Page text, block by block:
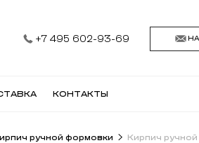
+7 495 602-93-69
КОНТАКТЫ
ручной формовки